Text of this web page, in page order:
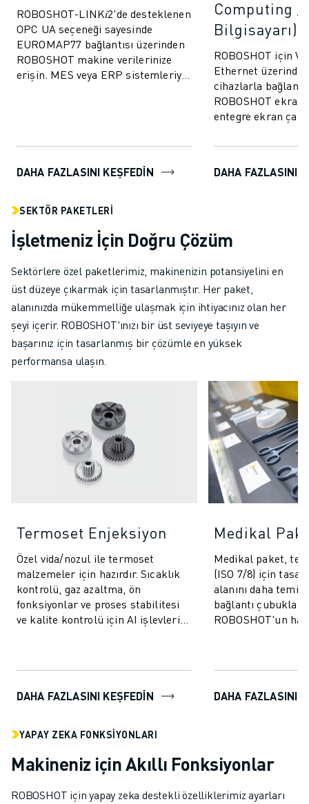
ROBOSHOT-LINK𝑖2'de desteklenen
OPC UA seçeneği sayesinde
EUROMAP77 bağlantısı üzerinden
ROBOSHOT makine verilerinize
erişin. MES veya ERP sistemleriyle
DAHA FAZLASINI KEŞFEDIN
Computing /
Bilgisayarı)
ROBOSHOT için
Ethernet üzerinden
cihazlarla
ROBOSHOT ekran
entegre ekran
DAHA FAZLASINI
SEKTÖR PAKETLERI
İşletmeniz İçin Doğru Çözüm
Sektörlere özel paketlerimiz, makinenizin potansiyelini en
üst düzeye çıkarmak için tasarlanmıştır. Her paket,
alanınızda mükemmelliğe ulaşmak için ihtiyacınız olan her
şeyi içerir. ROBOSHOT'ınızı bir üst seviyeye taşıyın ve
başarınız için tasarlanmış bir çözümle en yüksek
performansa ulaşın.
Termoset Enjeksiyon
Özel vida/nozul ile termoset
malzemeler için hazırdır. Sıcaklık
kontrolü, gaz azaltma, ön
fonksiyonlar ve proses stabilitesi
ve kalite kontrolü için AI işlevleri
DAHA FAZLASINI KEŞFEDIN
Medikal
Medikal paket,
(ISO 7/8) için
alanını daha temiz
bağlantı çubukları
ROBOSHOT'un
DAHA FAZLASINI
YAPAY ZEKA FONKSIYONLARI
Makineniz için Akıllı Fonksiyonlar
ROBOSHOT için yapay zeka destekli özelliklerimiz ayarları